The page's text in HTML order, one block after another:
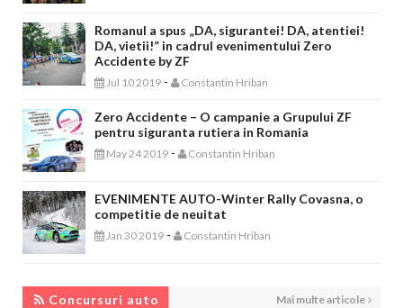
Romanul a spus „DA, sigurantei! DA, atentiei!
DA, vietii!” in cadrul evenimentului Zero
Accidente by ZF
Jul 10 2019 - Constantin Hriban
Zero Accidente – O campanie a Grupului ZF
pentru siguranta rutiera in Romania
May 24 2019 - Constantin Hriban
EVENIMENTE AUTO-Winter Rally Covasna, o
competitie de neuitat
Jan 30 2019 - Constantin Hriban
Concursuri auto Mai multe articole